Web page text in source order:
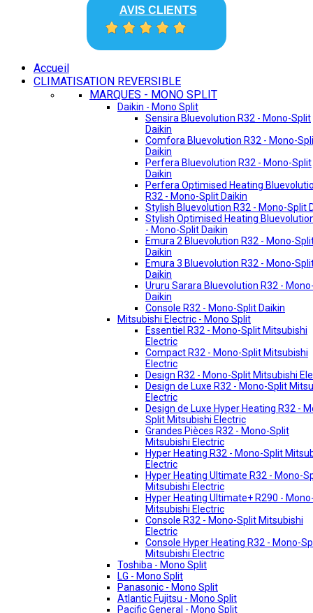
AVIS CLIENTS
Accueil
CLIMATISATION REVERSIBLE
MARQUES - MONO SPLIT
Daikin - Mono Split
Sensira Bluevolution R32 - Mono-Split
Daikin
Comfora Bluevolution R32 - Mono-
Daikin
Perfera Bluevolution R32 - Mono-Split
Daikin
Perfera Optimised Heating
R32 - Mono-Split Daikin
Stylish Bluevolution R32 - Mono-Split
Stylish Optimised Heating
- Mono-Split Daikin
Emura 2 Bluevolution R32 - Mono-
Daikin
Emura 3 Bluevolution R32 - Mono-
Daikin
Ururu Sarara Bluevolution R32 -
Daikin
Console R32 - Mono-Split Daikin
Mitsubishi Electric - Mono Split
Essentiel R32 - Mono-Split Mitsubishi
Electric
Compact R32 - Mono-Split Mitsubishi
Electric
Design R32 - Mono-Split Mitsubishi
Design de Luxe R32 - Mono-Split
Electric
Design de Luxe Hyper Heating R32 -
Split Mitsubishi Electric
Grandes Pièces R32 - Mono-Split
Mitsubishi Electric
Hyper Heating R32 - Mono-Split
Electric
Hyper Heating Ultimate R32 - Mono-
Mitsubishi Electric
Hyper Heating Ultimate+ R290 -
Mitsubishi Electric
Console R32 - Mono-Split Mitsubishi
Electric
Console Hyper Heating R32 - Mono-
Mitsubishi Electric
Toshiba - Mono Split
LG - Mono Split
Panasonic - Mono Split
Atlantic Fujitsu - Mono Split
Pacific General - Mono Split